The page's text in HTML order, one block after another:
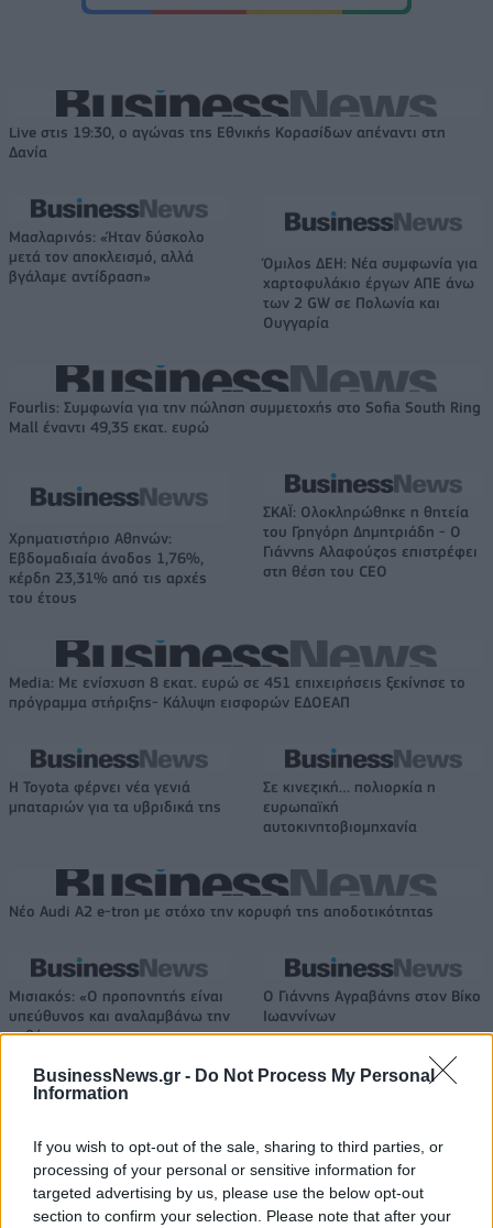
BusinessNews.gr - Do Not Process My Personal
Information
If you wish to opt-out of the sale, sharing to third parties, or
processing of your personal or sensitive information for
targeted advertising by us, please use the below opt-out
section to confirm your selection. Please note that after your
Live στις 19:30, ο αγώνας της Εθνικής Κορασίδων απέναντι στη
Δανία
Μασλαρινός: «Ήταν δύσκολο
μετά τον αποκλεισμό, αλλά
βγάλαμε αντίδραση»
Όμιλος ΔΕΗ: Νέα συμφωνία για
χαρτοφυλάκιο έργων ΑΠΕ άνω
των 2 GW σε Πολωνία και
Ουγγαρία
Fourlis: Συμφωνία για την πώληση συμμετοχής στο Sofia South Ring
Mall έναντι 49,35 εκατ. ευρώ
Χρηματιστήριο Αθηνών:
Εβδομαδιαία άνοδος 1,76%,
κέρδη 23,31% από τις αρχές
του έτους
ΣΚΑΪ: Ολοκληρώθηκε η θητεία
του Γρηγόρη Δημητριάδη - Ο
Γιάννης Αλαφούζος επιστρέφει
στη θέση του CEO
Media: Με ενίσχυση 8 εκατ. ευρώ σε 451 επιχειρήσεις ξεκίνησε το
πρόγραμμα στήριξης- Κάλυψη εισφορών ΕΔΟΕΑΠ
Η Toyota φέρνει νέα γενιά
μπαταριών για τα υβριδικά της
Σε κινεζική… πολιορκία η
ευρωπαϊκή
αυτοκινητοβιομηχανία
Νέο Audi A2 e-tron με στόχο την κορυφή της αποδοτικότητας
Μισιακός: «Ο προπονητής είναι
υπεύθυνος και αναλαμβάνω την
ευθύνη»
Ο Γιάννης Αγραβάνης στον Βίκο
Ιωαννίνων
δρόμο για δάνεια έως 5 δισ. σε μικρομεσαίες